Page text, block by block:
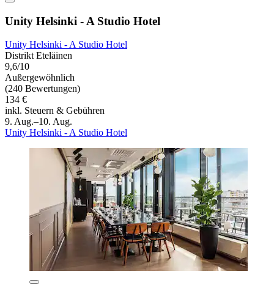
Unity Helsinki - A Studio Hotel
Unity Helsinki - A Studio Hotel
Distrikt Eteläinen
9,6/10
Außergewöhnlich
(240 Bewertungen)
134 €
inkl. Steuern & Gebühren
9. Aug.–10. Aug.
Unity Helsinki - A Studio Hotel